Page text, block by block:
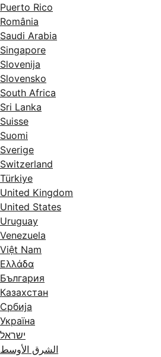
Puerto Rico
România
Saudi Arabia
Singapore
Slovenija
Slovensko
South Africa
Sri Lanka
Suisse
Suomi
Sverige
Switzerland
Türkiye
United Kingdom
United States
Uruguay
Venezuela
Việt Nam
Ελλάδα
България
Казахстан
Србија
Україна
ישראל
الشرق الأوسط